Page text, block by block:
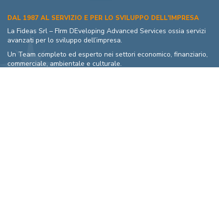
DAL 1987 AL SERVIZIO E PER LO SVILUPPO DELL'IMPRESA
La Fideas Srl – FIrm DEveloping Advanced Services ossia servizi
avanzati per lo sviluppo dell’impresa.
Un Team completo ed esperto nei settori economico, finanziario,
commerciale, ambientale e culturale.